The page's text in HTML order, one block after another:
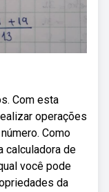
Com esta
operações
Como
calculadora de
você pode
da